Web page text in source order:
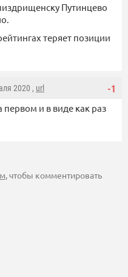
Путинцево
теряет позиции
-1
2020 , url
первом и в виде как раз
, чтобы комментировать